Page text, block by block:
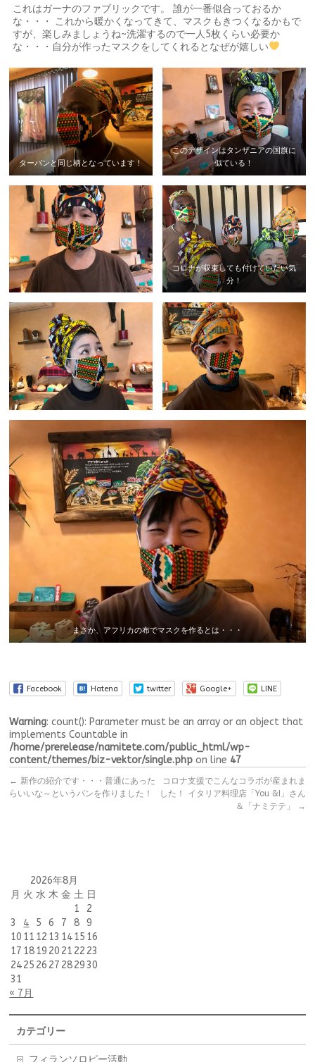
これはガーナのファブリックです。 誰が一番似合っておるか
な・・・ これから暖かくなってきて、マスクもきつくなるかもで
すが、楽しみましょうね~洗濯するので一人5枚くらい必要か
な・・・自分が作ったマスクをしてくれるとなぜが嬉しい
ターバンと同じ柄となっています！
このデザインはタンザニアの国旗に
似ている！
コロナが収束しても付けていたい気
分！
まさか、アフリカの布でマスクを作るとは・・・
Facebook Hatena twitter Google+ LINE
Warning: count(): Parameter must be an array or an object that
implements Countable in
/home/prerelease/namitete.com/public_html/wp-
content/themes/biz-vektor/single.php on line 47
← 新作の紹介です・・・普通にあった
らいいな～というパンを作りました！
コロナ支援でこんなコラボが産まれま
した！ イタリア料理店「You &I」さん
＆「ナミテテ」
→
2026年8月
月 火 水 木 金 土 日
1
2
3
4 5 6 7 8
9
10 11 12 13 1415 16
17 1819 20 21 22 23
2425 26 27 2829 30
31
« 7月
カテゴリー
フィランソロピー活動